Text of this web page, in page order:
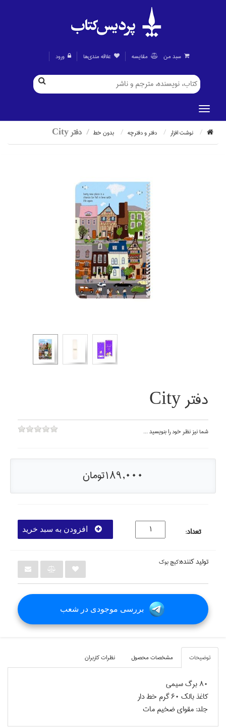
ورود علاقه مندی‌ها مقايسه سبد من
نوشت افزار دفتر و دفترچه بدون خط دفتر City
دفتر City
شما نيز نظر خود را بنويسيد ...
189,000تومان
تعداد: افزودن به سبد خرید
تولید کننده:كيچ بوك
بررسی موجودی در شعب
توضيحات مشخصات محصول نظرات کاربران
80 برگ سيمي
كاغذ بالك 60 گرم خط دار
جلد: مقواي ضخيم مات